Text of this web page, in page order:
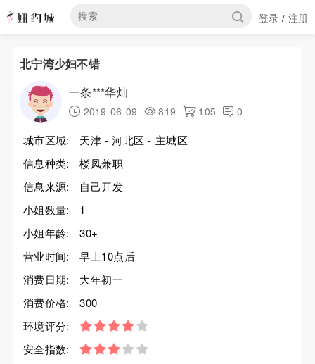
登录 / 注册
北宁湾少妇不错
一条***华灿
2019-06-09 819 105 0
城市区域:
天津 - 河北区 - 主城区
信息种类:
楼凤兼职
信息来源:
自己开发
小姐数量:
1
小姐年龄:
30+
营业时间:
早上10点后
消费日期:
大年初一
消费价格:
300
环境评分:
安全指数: